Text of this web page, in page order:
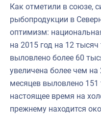
Как отметили в союзе,
рыбопродукции в
оптимизм:
на 2015 год на 12
выловлено более 60
увеличена более чем
месяцев выловлено
настоящее время на
прежнему находится